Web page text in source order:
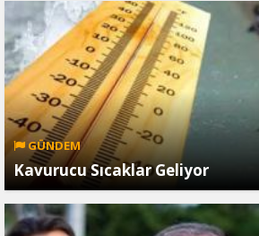
GÜNDEM
Kavurucu Sıcaklar Geliyor